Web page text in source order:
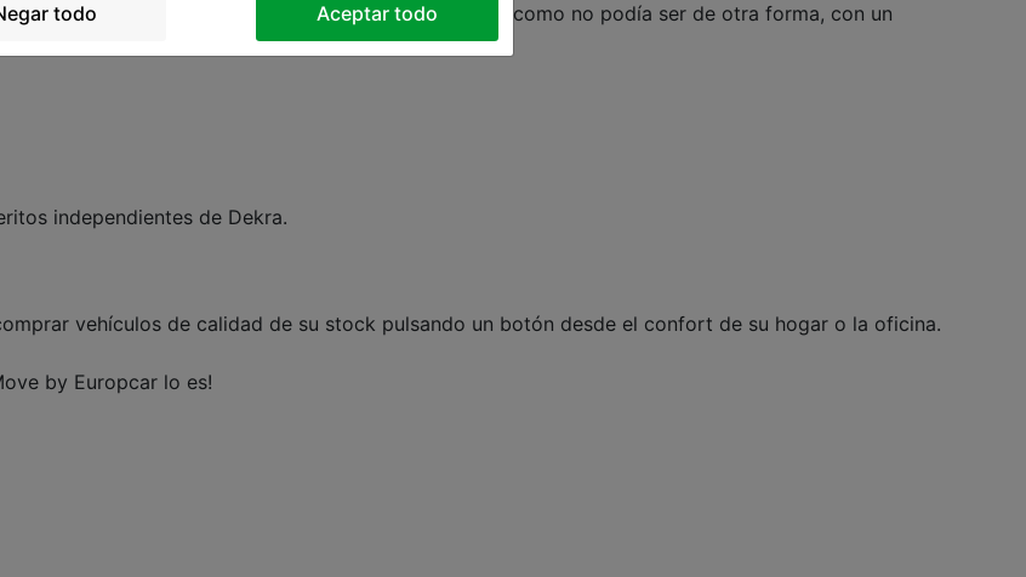
todo Aceptar todo
nuestro stock 24 horas al día, 7 días a la semana y; como no podía ser de otra forma, con un
alquiler de coches de Europa.
independientes de Dekra.
vehículos de calidad de su stock pulsando un botón desde el confort de su hogar o la oficina.
by Europcar lo es!